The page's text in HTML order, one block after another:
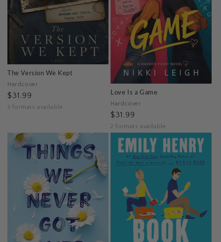
n
The Version We Kept
Hardcover
$31.99
3 formats available
Love Is a Game
Hardcover
$31.99
2 formats available